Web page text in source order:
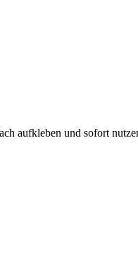
aufkleben und sofort